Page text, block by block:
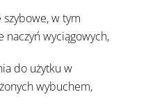
w tym
wyciągowych,
do użytku w
wybuchem,